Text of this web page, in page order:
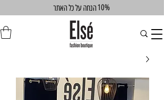
הנחה על כל האתר10%